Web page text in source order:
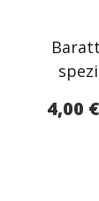
Barattolo
spezie
4,00€ iva